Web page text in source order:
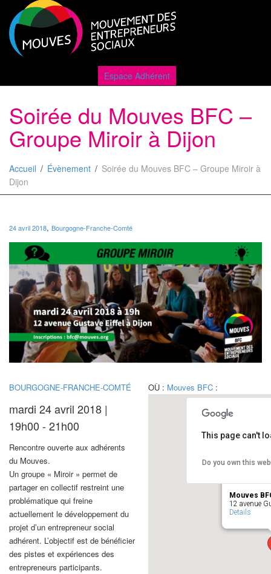
Espace Adhérent
Soirée du Mouves BFC –
Groupe Miroir à Dijon
Accueil Évènement
Soirée du Mouves BFC – Groupe Miroir à
Dijon
24 avril 2018, Bourgogne-Franche-Comté
BOURGOGNE-FRANCHE-COMTÉ
mardi 24 avril 2018 |
19h00 - 21h00
Rencontre ouverte aux adhérents
du Mouves.
Un groupe « Miroir » permet de
partager en collectif restreint une
problématique qui freine
actuellement le développement du
projet d’un entrepreneur social
adhérent. L’objectif est de bénéficier
des pistes et expériences des
entrepreneurs participants.
OÙ : Mouves BFC:
Mouves
12 avenue
Details
This page can't
Do you own this